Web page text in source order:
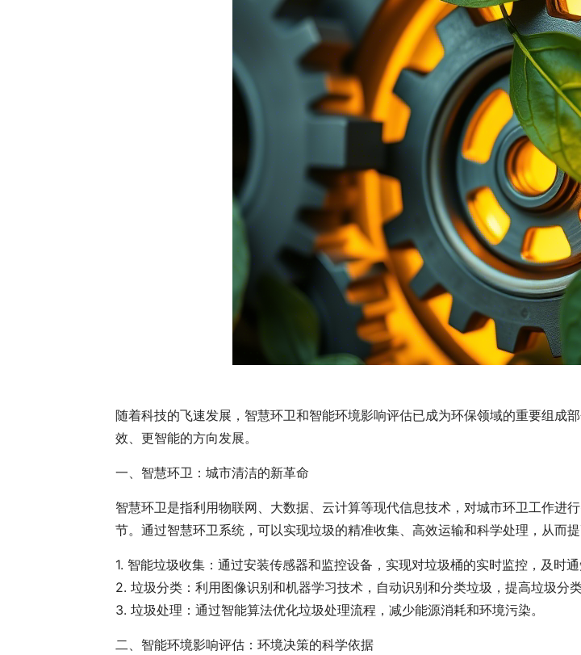
随着科技的飞速发展，智慧环卫和智能环境影响评估已成为环保领域的重要组成
效、更智能的方向发展。
一、智慧环卫：城市清洁的新革命
智慧环卫是指利用物联网、大数据、云计算等现代信息技术，对城市环卫工作进
节。通过智慧环卫系统，可以实现垃圾的精准收集、高效运输和科学处理，从而
1. 智能垃圾收集：通过安装传感器和监控设备，实现对垃圾桶的实时监控，及时通
2. 垃圾分类：利用图像识别和机器学习技术，自动识别和分类垃圾，提高垃圾分类
3. 垃圾处理：通过智能算法优化垃圾处理流程，减少能源消耗和环境污染。
二、智能环境影响评估：环境决策的科学依据